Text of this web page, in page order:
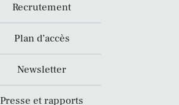
Recrutement
Plan d’accès
Newsletter
Presse et rapports